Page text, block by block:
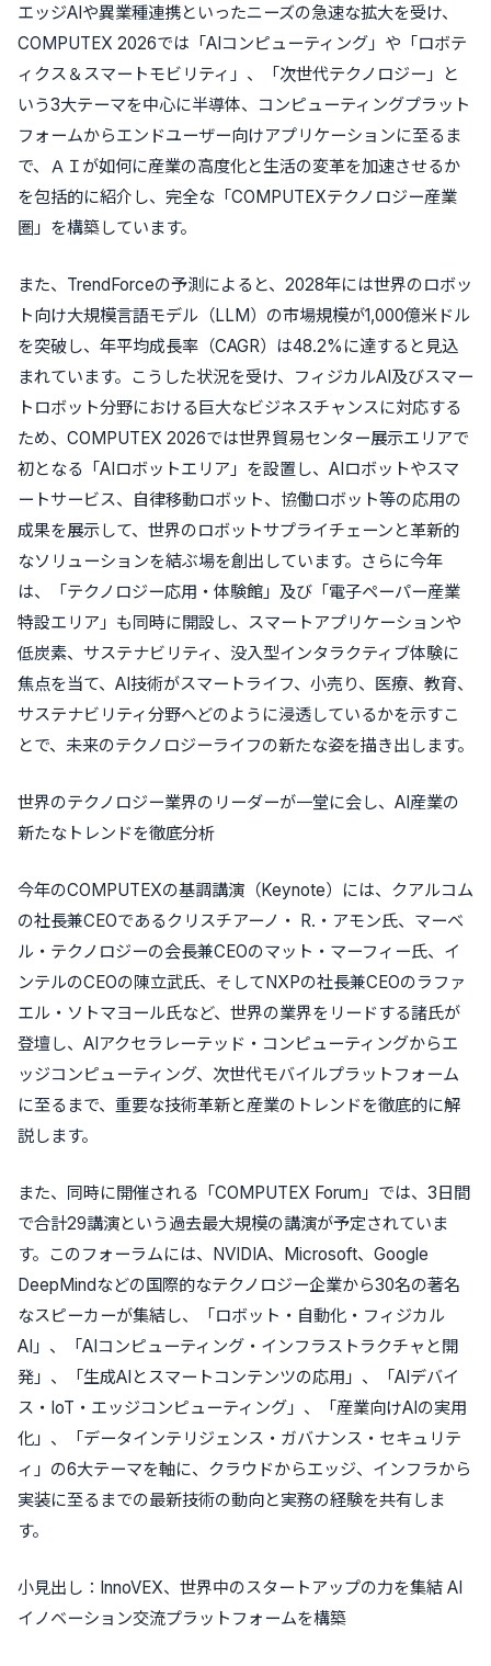
エッジAIや異業種連携といったニーズの急速な拡大を受け、
COMPUTEX 2026では「AIコンピューティング」や「ロボテ
ィクス＆スマートモビリティ」、「次世代テクノロジー」と
いう3大テーマを中心に半導体、コンピューティングプラット
フォームからエンドユーザー向けアプリケーションに至るま
で、ＡＩが如何に産業の高度化と生活の変革を加速させるか
を包括的に紹介し、完全な「COMPUTEXテクノロジー産業
圏」を構築しています。
また、TrendForceの予測によると、2028年には世界のロボッ
ト向け大規模言語モデル（LLM）の市場規模が1,000億米ドル
を突破し、年平均成長率（CAGR）は48.2%に達すると見込
まれています。こうした状況を受け、フィジカルAI及びスマー
トロボット分野における巨大なビジネスチャンスに対応する
ため、COMPUTEX 2026では世界貿易センター展示エリアで
初となる「AIロボットエリア」を設置し、AIロボットやスマ
ートサービス、自律移動ロボット、協働ロボット等の応用の
成果を展示して、世界のロボットサプライチェーンと革新的
なソリューションを結ぶ場を創出しています。さらに今年
は、「テクノロジー応用・体験館」及び「電子ペーパー産業
特設エリア」も同時に開設し、スマートアプリケーションや
低炭素、サステナビリティ、没入型インタラクティブ体験に
焦点を当て、AI技術がスマートライフ、小売り、医療、教育、
サステナビリティ分野へどのように浸透しているかを示すこ
とで、未来のテクノロジーライフの新たな姿を描き出します。
世界のテクノロジー業界のリーダーが一堂に会し、AI産業の
新たなトレンドを徹底分析
今年のCOMPUTEXの基調講演（Keynote）には、クアルコム
の社長兼CEOであるクリスチアーノ・ R.・アモン氏、マーベ
ル・テクノロジーの会長兼CEOのマット・マーフィー氏、イ
ンテルのCEOの陳立武氏、そしてNXPの社長兼CEOのラファ
エル・ソトマヨール氏など、世界の業界をリードする諸氏が
登壇し、AIアクセラレーテッド・コンピューティングからエ
ッジコンピューティング、次世代モバイルプラットフォーム
に至るまで、重要な技術革新と産業のトレンドを徹底的に解
説します。
また、同時に開催される「COMPUTEX Forum」では、3日間
で合計29講演という過去最大規模の講演が予定されていま
す。このフォーラムには、NVIDIA、Microsoft、Google
DeepMindなどの国際的なテクノロジー企業から30名の著名
なスピーカーが集結し、「ロボット・自動化・フィジカル
AI」、「AIコンピューティング・インフラストラクチャと開
発」、「生成AIとスマートコンテンツの応用」、「AIデバイ
ス・IoT・エッジコンピューティング」、「産業向けAIの実用
化」、「データインテリジェンス・ガバナンス・セキュリテ
ィ」の6大テーマを軸に、クラウドからエッジ、インフラから
実装に至るまでの最新技術の動向と実務の経験を共有しま
す。
小見出し：InnoVEX、世界中のスタートアップの力を集結 AI
イノベーション交流プラットフォームを構築